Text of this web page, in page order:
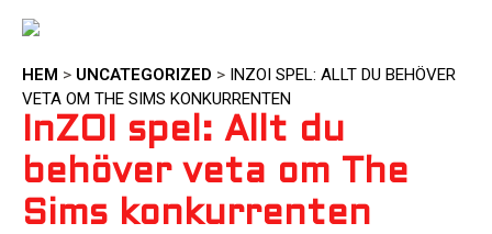
HEM > UNCATEGORIZED > INZOI SPEL: ALLT DU BEHÖVER
VETA OM THE SIMS KONKURRENTEN
InZOI spel: Allt du
behöver veta om The
Sims konkurrenten